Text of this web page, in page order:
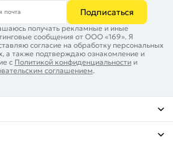
почта Подписаться
получать рекламные и иные
сообщения от ООО «169». Я
согласие на обработку персональных
а также подтверждаю ознакомление и
с Политикой конфиденциальности и
соглашением.